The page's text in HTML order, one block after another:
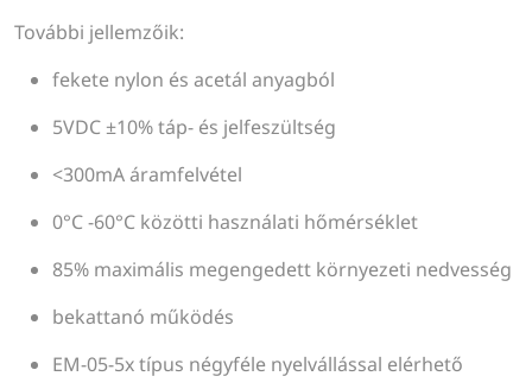
További jellemzőik:
fekete nylon és acetál anyagból
5VDC ±10% táp- és jelfeszültség
<300mA áramfelvétel
0°C -60°C közötti használati hőmérséklet
85% maximális megengedett környezeti nedvesség
bekattanó működés
EM-05-5x típus négyféle nyelvállással elérhető